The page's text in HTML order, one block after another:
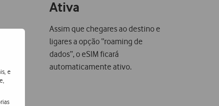
e
Ativa
Assim que chegares ao destino e
ligares a opção “roaming de
dados”, o eSIM ficará
automaticamente ativo.